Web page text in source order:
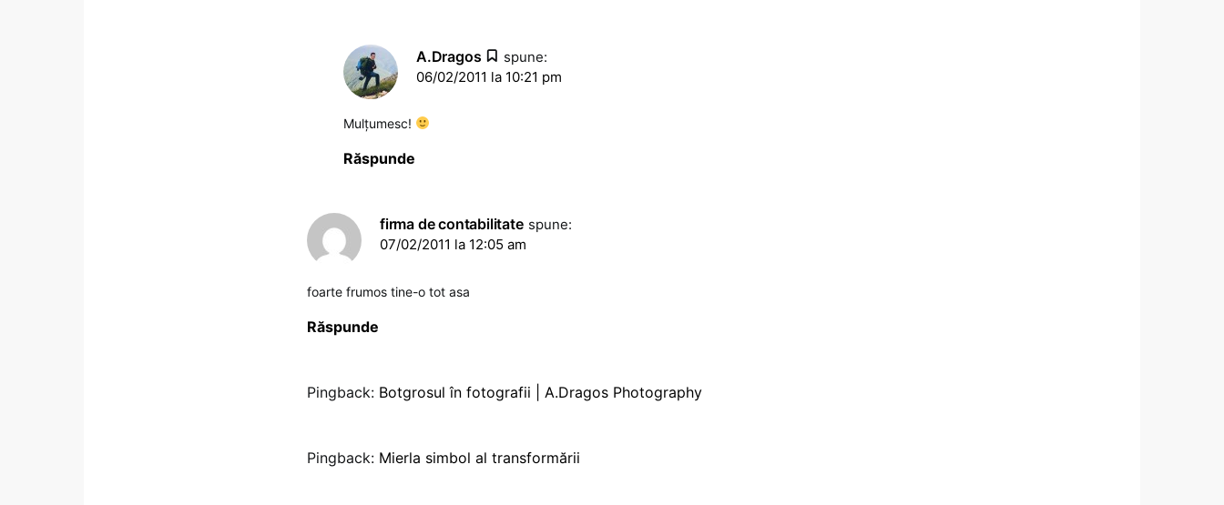
A.Dragos
spune:
06/02/2011 la 10:21 pm
Mulţumesc!
Răspunde
firma de contabilitate spune:
07/02/2011 la 12:05 am
foarte frumos tine-o tot asa
Răspunde
Pingback: Botgrosul în fotografii | A.Dragos Photography
Pingback: Mierla simbol al transformării